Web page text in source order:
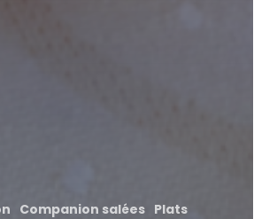
Companion salées Plats